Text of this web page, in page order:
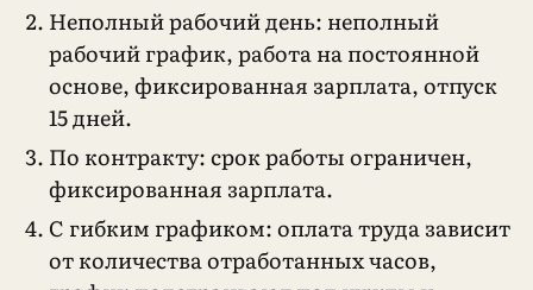
Неполный рабочий день: неполный
рабочий график, работа на постоянной
основе, фиксированная зарплата, отпуск
15 дней.
По контракту: срок работы ограничен,
фиксированная зарплата.
С гибким графиком: оплата труда зависит
от количества отработанных часов,